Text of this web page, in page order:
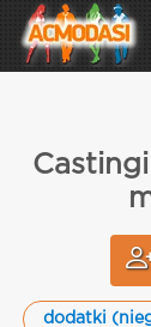
dodatki